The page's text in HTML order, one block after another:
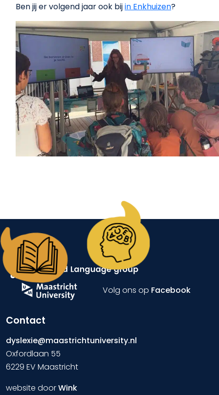
Ben jij er volgend jaar ook bijin Enkhuizen?
Volg ons op Facebook
Contact
dyslexie@maastrichtuniversity.nl
Oxfordlaan 55
6229 EV Maastricht
website doorWink